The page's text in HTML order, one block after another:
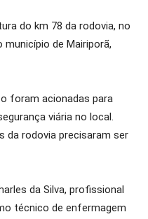
do km 78 da rodovia, no
de Mairiporã,
foram acionadas para
viária no local.
da rodovia precisaram ser
da Silva, profissional
técnico de enfermagem